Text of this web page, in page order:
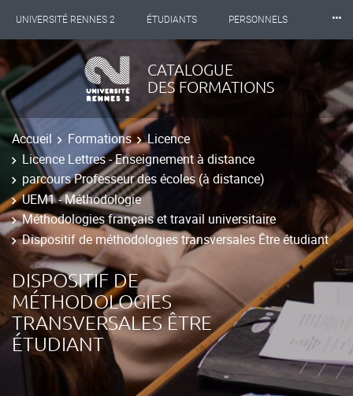
UNIVERSITÉ RENNES 2 ÉTUDIANTS PERSONNELS
INTERNATIONAL PROFESSIONNELS
LES NOUVELLES DE RENNES 2
⸱⸱⸱
CATALOGUE
DES FORMATIONS
Accueil Formations
Licence
Licence Lettres - Enseignement à distance
parcours Professeur des écoles (à distance)
UEM1 - Méthodologie
Méthodologies français et travail universitaire
Dispositif de méthodologies transversales Être étudiant
DISPOSITIF DE
MÉTHODOLOGIES
TRANSVERSALES ÊTRE
ÉTUDIANT